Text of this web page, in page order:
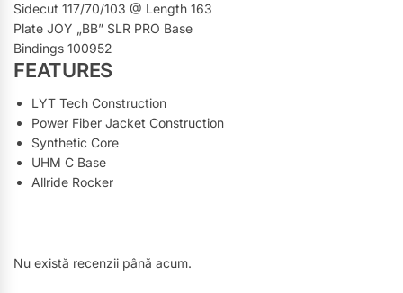
Sidecut 117/70/103 @ Length 163
Plate JOY „BB” SLR PRO Base
Bindings 100952
FEATURES
LYT Tech Construction
Power Fiber Jacket Construction
Synthetic Core
UHM C Base
Allride Rocker
Nu există recenzii până acum.